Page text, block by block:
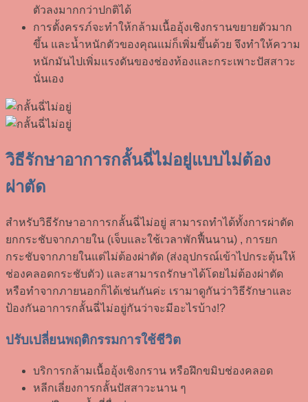
ตัวลงมากกว่าปกติได้
การตั้งครรภ์จะทำให้กล้ามเนื้ออุ้งเชิงกรานขยายตัวมาก
ขึ้น และน้ำหนักตัวของคุณแม่ก็เพิ่มขึ้นด้วย จึงทำให้ความ
หนักมันไปเพิ่มแรงดันของช่องท้องและกระเพาะปัสสาวะ
นั่นเอง
วิธีรักษาอาการกลั้นฉี่ไม่อยู่แบบไม่ต้อง
ผ่าตัด
สำหรับวิธีรักษาอาการกลั้นฉี่ไม่อยู่ สามารถทำได้ทั้งการผ่าตัด
ยกกระชับจากภายใน (เจ็บและใช้เวลาพักฟื้นนาน) , การยก
กระชับจากภายในแต่ไม่ต้องผ่าตัด (ส่งอุปกรณ์เข้าไปกระตุ้นให้
ช่องคลอดกระชับตัว) และสามารถรักษาได้โดยไม่ต้องผ่าตัด
หรือทำจากภายนอกก็ได้เช่นกันค่ะ เรามาดูกันว่าวิธีรักษาและ
ป้องกันอาการกลั้นฉี่ไม่อยู่กันว่าจะมีอะไรบ้าง!?
ปรับเปลี่ยนพฤติกรรมการใช้ชีวิต
บริการกล้ามเนื้ออุ้งเชิงกราน หรือฝึกขมิบช่องคลอด
หลีกเลี่ยงการกลั้นปัสสาวะนาน ๆ